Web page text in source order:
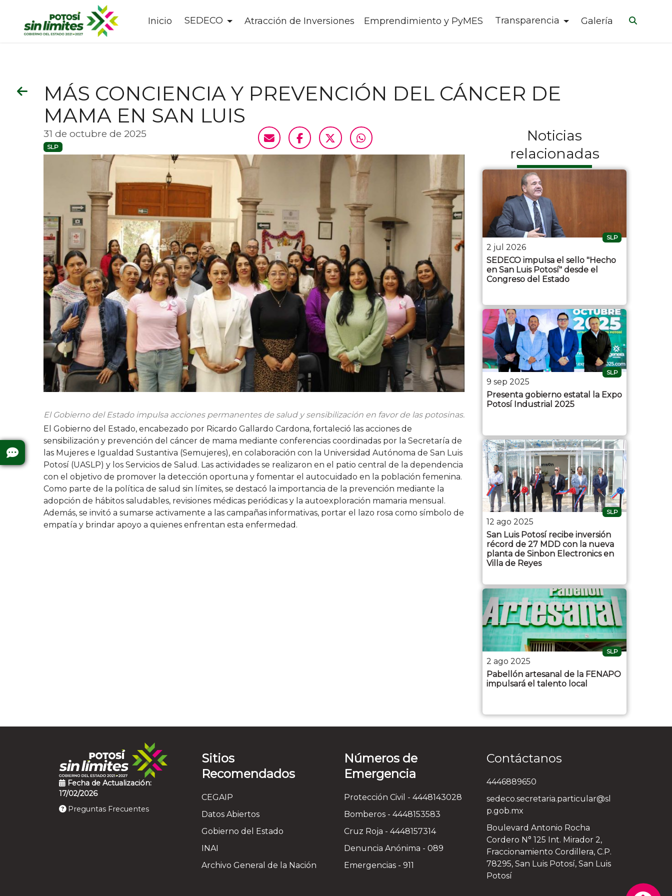
Inicio SEDECO Atracción de Inversiones Emprendimiento y PyMES Transparencia Galería
MÁS CONCIENCIA Y PREVENCIÓN DEL CÁNCER DE
MAMA EN SAN LUIS
31 de octubre de 2025
SLP
El Gobierno del Estado impulsa acciones permanentes de salud y sensibilización en favor de las potosinas.
El Gobierno del Estado, encabezado por Ricardo Gallardo Cardona, fortaleció las acciones de
sensibilización y prevención del cáncer de mama mediante conferencias coordinadas por la Secretaría de
las Mujeres e Igualdad Sustantiva (Semujeres), en colaboración con la Universidad Autónoma de San Luis
Potosí (UASLP) y los Servicios de Salud. Las actividades se realizaron en el patio central de la dependencia
con el objetivo de promover la detección oportuna y fomentar el autocuidado en la población femenina.
Como parte de la política de salud sin límites, se destacó la importancia de la prevención mediante la
adopción de hábitos saludables, revisiones médicas periódicas y la autoexploración mamaria mensual.
Además, se invitó a sumarse activamente a las campañas informativas, portar el lazo rosa como símbolo de
empatía y brindar apoyo a quienes enfrentan esta enfermedad.
Noticias
relacionadas
SLP
2 jul 2026
SEDECO impulsa el sello "Hecho
en San Luis Potosí" desde el
Congreso del Estado
SLP
9 sep 2025
Presenta gobierno estatal la Expo
Potosí Industrial 2025
SLP
12 ago 2025
San Luis Potosí recibe inversión
récord de 27 MDD con la nueva
planta de Sinbon Electronics en
Villa de Reyes
SLP
2 ago 2025
Pabellón artesanal de la FENAPO
impulsará el talento local
Fecha de Actualización:
17/02/2026
Preguntas Frecuentes
Sitios
Recomendados
CEGAIP
Datos Abiertos
Gobierno del Estado
INAI
Archivo General de la Nación
Números de
Emergencia
Protección Civil - 4448143028
Bomberos - 4448153583
Cruz Roja - 4448157314
Denuncia Anónima - 089
Emergencias - 911
Contáctanos
4446889650
sedeco.secretaria.particular@sl
p.gob.mx
Boulevard Antonio Rocha
Cordero N° 125 Int. Mirador 2,
Fraccionamiento Cordillera, C.P.
78295, San Luis Potosí, San Luis
Potosí